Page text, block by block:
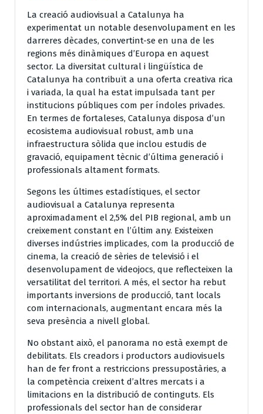
La creació audiovisual a Catalunya ha
experimentat un notable desenvolupament en les
darreres dècades, convertint-se en una de les
regions més dinàmiques d’Europa en aquest
sector. La diversitat cultural i lingüística de
Catalunya ha contribuït a una oferta creativa rica
i variada, la qual ha estat impulsada tant per
institucions públiques com per índoles privades.
En termes de fortaleses, Catalunya disposa d’un
ecosistema audiovisual robust, amb una
infraestructura sòlida que inclou estudis de
gravació, equipament tècnic d’última generació i
professionals altament formats.
Segons les últimes estadístiques, el sector
audiovisual a Catalunya representa
aproximadament el 2,5% del PIB regional, amb un
creixement constant en l’últim any. Existeixen
diverses indústries implicades, com la producció de
cinema, la creació de sèries de televisió i el
desenvolupament de videojocs, que reflecteixen la
versatilitat del territori. A més, el sector ha rebut
importants inversions de producció, tant locals
com internacionals, augmentant encara més la
seva presència a nivell global.
No obstant això, el panorama no està exempt de
debilitats. Els creadors i productors audiovisuels
han de fer front a restriccions pressupostàries, a
la competència creixent d’altres mercats i a
limitacions en la distribució de continguts. Els
professionals del sector han de considerar